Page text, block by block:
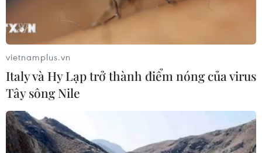
vietnamplus.vn
Italy và Hy Lạp trở thành điểm nóng của virus
Tây sông Nile